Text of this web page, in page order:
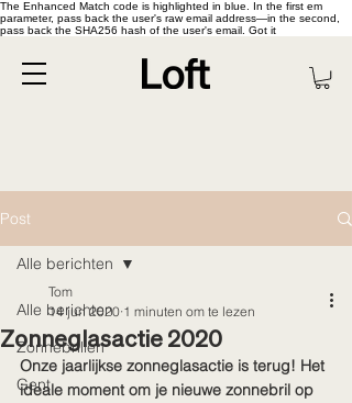
The Enhanced Match code is highlighted in blue. In the first em
parameter, pass back the user's raw email address—in the second,
pass back the SHA256 hash of the user's email. Got it
Post
Alle berichten
Zonnebrillen
Gent
Alle berichten
Zonneglasactie 2020
Tom
14 jun 2020 1 minuten om te lezen
Onze jaarlijkse zonneglasactie is terug! Het
ideale moment om je nieuwe zonnebril op